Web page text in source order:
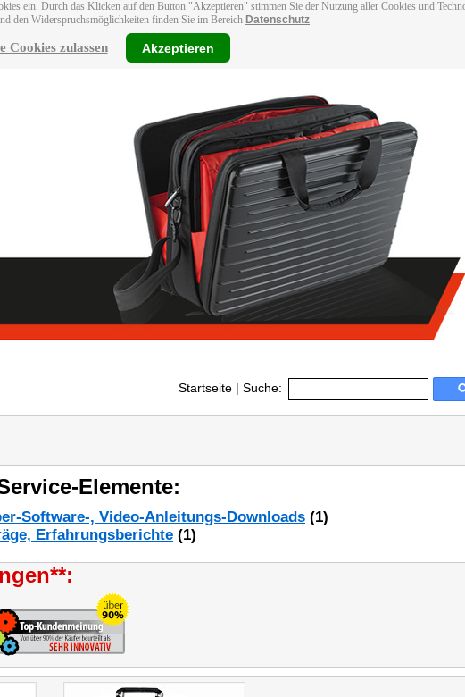
ein. Durch das Klicken auf den Button "Akzeptieren" stimmen Sie der Nutzung aller Cookies und
den Widerspruchsmöglichkeiten finden Sie im Bereich Datenschutz
Cookies zulassen Akzeptieren
Startseite | Suche:
Elemente:
Software-, Video-Anleitungs-Downloads (1)
Erfahrungsberichte (1)